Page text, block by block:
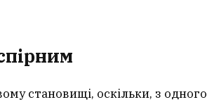
становищі, оскільки, з одного